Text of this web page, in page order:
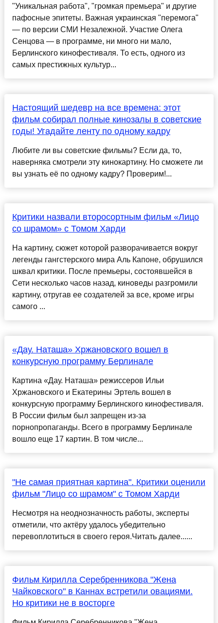
"Уникальная работа", "громкая премьера" и другие
пафосные эпитеты. Важная украинская "перемога"
— по версии СМИ Незалежной. Участие Олега
Сенцова — в программе, ни много ни мало,
Берлинского кинофестиваля. То есть, одного из
самых престижных культур...
Настоящий шедевр на все времена: этот
фильм собирал полные кинозалы в советские
годы! Угадайте ленту по одному кадру
Любите ли вы советские фильмы? Если да, то,
наверняка смотрели эту кинокартину. Но сможете ли
вы узнать её по одному кадру? Проверим!...
Критики назвали второсортным фильм «Лицо
со шрамом» с Томом Харди
На картину, сюжет которой разворачивается вокруг
легенды гангстерского мира Аль Капоне, обрушился
шквал критики. После премьеры, состоявшейся в
Сети несколько часов назад, киноведы разгромили
картину, отругав ее создателей за все, кроме игры
самого ...
«Дау. Наташа» Хржановского вошел в
конкурсную программу Берлинале
Картина «Дау. Наташа» режиссеров Ильи
Хржановского и Екатерины Эртель вошел в
конкурсную программу Берлинского кинофестиваля.
В России фильм был запрещен из-за
порнопропаганды. Всего в программу Берлинале
вошло еще 17 картин. В том числе...
"Не самая приятная картина". Критики оценили
фильм "Лицо со шрамом" с Томом Харди
Несмотря на неоднозначность работы, эксперты
отметили, что актёру удалось убедительно
перевоплотиться в своего героя.Читать далее......
Фильм Кирилла Серебренникова "Жена
Чайковского" в Каннах встретили овациями.
Но критики не в восторге